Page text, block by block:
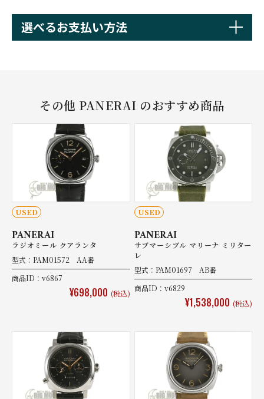
選べるお支払い方法
その他 PANERAI のおすすめ商品
USED
PANERAI
ラジオミール クアランタ
型式：PAM01572 AA番
商品ID：v6867
¥698,000 (税込)
USED
PANERAI
サブマーシブル マリーナ ミリター
レ
型式：PAM01697 AB番
商品ID：v6829
¥1,538,000 (税込)